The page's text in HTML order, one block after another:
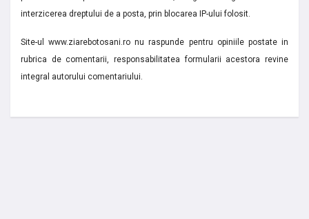
interzicerea dreptului de a posta, prin blocarea IP-ului folosit.
Site-ul www.ziarebotosani.ro nu raspunde pentru opiniile postate in
rubrica de comentarii, responsabilitatea formularii acestora revine
integral autorului comentariului.